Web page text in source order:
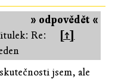
» odpovědět «
Re:
[↑]
jsem, ale